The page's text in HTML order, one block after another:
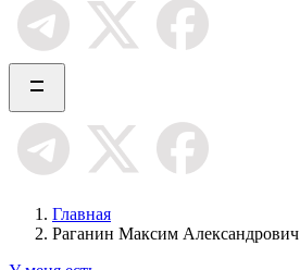
Главная
Раганин Максим Александрович